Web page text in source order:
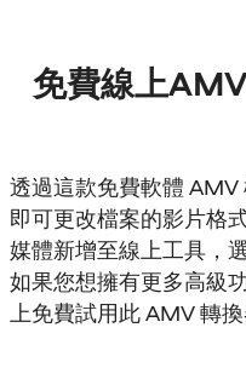
免費線上
透過這款免費軟體
即可更改檔案的影片格
媒體新增至線上工具，
如果您想擁有更多高級
上免費試用此 AMV 轉換